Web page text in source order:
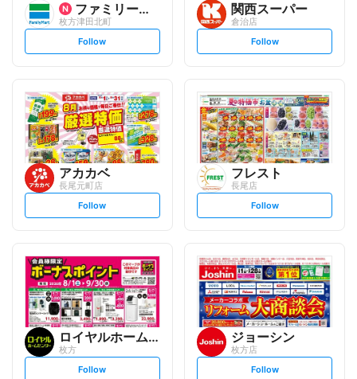
ファミリーマート
枚方津田北町
s
t
l
o
w
Follow
関西スーパー
倉治店
s
t
l
o
w
Follow
アカカベ
長尾元町店
s
t
l
o
w
Follow
フレスト
長尾店
s
t
l
o
w
Follow
ロイヤルホームセンター
枚方
s
Follow
ジョーシン
枚方店
s
Follow